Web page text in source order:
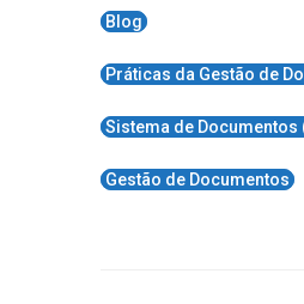
Blog
Práticas da Gestão de
Sistema de Documentos
Gestão de Documentos